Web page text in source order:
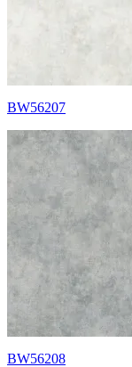
BW56207
BW56208